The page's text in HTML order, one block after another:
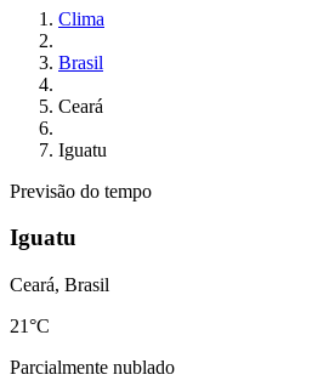
Clima
Brasil
Ceará
Iguatu
Previsão do tempo
Iguatu
Ceará, Brasil
21°C
Parcialmente nublado